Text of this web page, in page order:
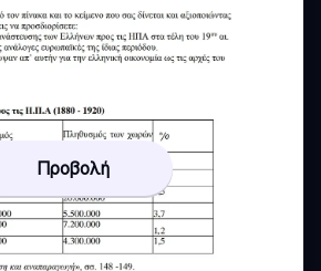
Προβολή